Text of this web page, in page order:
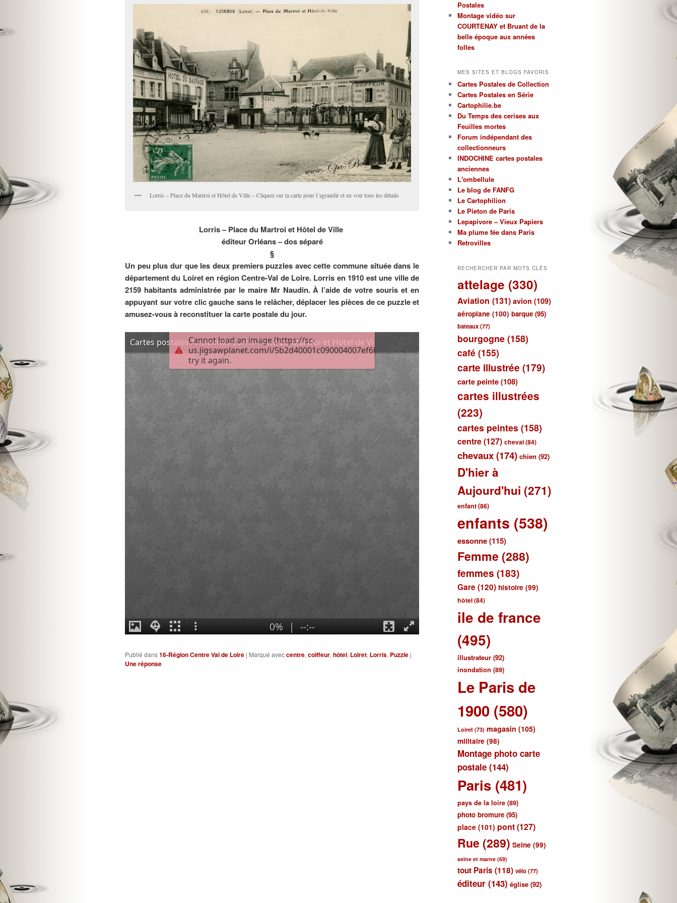
Lorris – Place du Martroi et Hôtel de Ville – Cliquez sur la carte pour l’agrandir et en voir tous les détails
Lorris – Place du Martroi et Hôtel de Ville
éditeur Orléans – dos séparé
§
Un peu plus dur que les deux premiers puzzles avec cette commune située dans le
département du Loiret en région Centre-Val de Loire. Lorris en 1910 est une ville de
2159 habitants administrée par le maire Mr Naudin. À l’aide de votre souris et en
appuyant sur votre clic gauche sans le relâcher, déplacer les pièces de ce puzzle et
amusez-vous à reconstituer la carte postale du jour.
Publié dans16-Région Centre Val de Loire | Marqué aveccentre, coiffeur, hôtel, Loiret, Lorris, Puzzle |
Uneréponse
Postales
Montage vidéo sur
COURTENAY et Bruant de la
belle époque aux années
folles
MES SITES ET BLOGS FAVORIS
Cartes Postales de Collection
Cartes Postales en Série
Cartophilie.be
Du Temps des cerises aux
Feuilles mortes
Forum indépendant des
collectionneurs
INDOCHINE cartes postales
anciennes
L'ombellule
Le blog de FANFG
Le Cartophilion
Le Pieton de Paris
Lepapivore – Vieux Papiers
Ma plume fée dans Paris
Retrovilles
RECHERCHER PAR MOTS CLÉS
attelage (330)
Aviation (131) avion (109)
aéroplane (100) barque (95)
bateaux(77)
bourgogne (158)
café (155)
carte illustrée (179)
carte peinte (108)
cartes illustrées
(223)
cartes peintes (158)
centre(127) cheval(84)
chevaux(174) chien (92)
D'hier à
Aujourd'hui (271)
enfant(86)
enfants (538)
essonne(115)
Femme (288)
femmes (183)
Gare (120) histoire (99)
hôtel(84)
ile de france
(495)
illustrateur (92)
inondation (89)
Le Paris de
1900 (580)
Loiret (73) magasin (105)
militaire (98)
Montage photo carte
postale (144)
Paris (481)
pays de la loire (89)
photo bromure (95)
place (101) pont(127)
Rue (289) Seine (99)
seine et marne (69)
tout Paris (118) vélo(77)
éditeur (143) église (92)